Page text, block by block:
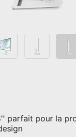
parfait pour la